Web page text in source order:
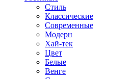
Стиль
Классические
Современные
Модерн
Хай-тек
Цвет
Белые
Венге